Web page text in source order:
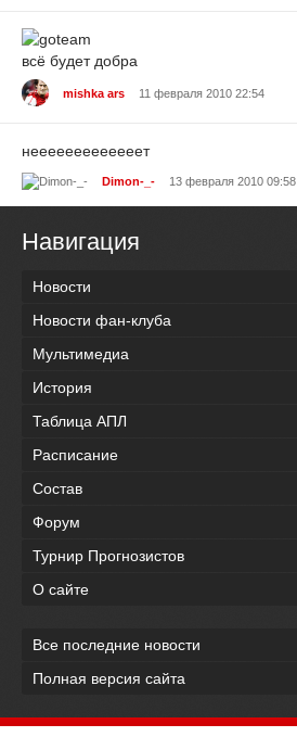
всё будет добра
mishka ars 11 февраля 2010 22:54
нееееееееееееет
Dimon-_- 13 февраля 2010 09:58
Навигация
Новости
Новости фан-клуба
Мультимедиа
История
Таблица АПЛ
Расписание
Состав
Форум
Турнир Прогнозистов
О сайте
Все последние новости
Полная версия сайта